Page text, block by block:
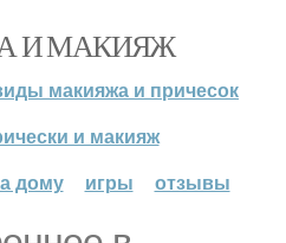
И МАКИЯЖ
макияжа и причесок
и макияж
дому
игры отзывы